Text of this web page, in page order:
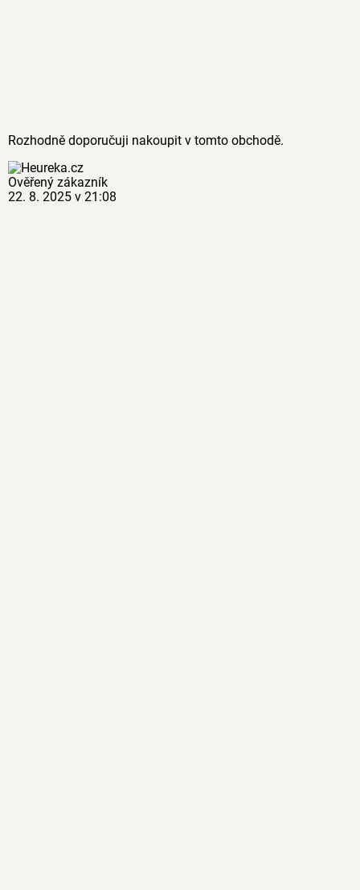
Rozhodně doporučuji nakoupit v tomto obchodě.
Ověřený zákazník
22. 8. 2025 v 21:08